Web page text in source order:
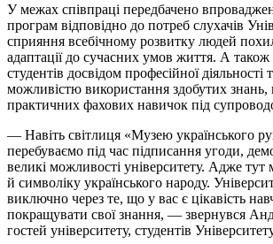
У межах співпраці передбачено
програм відповідно до потреб слухачів
сприяння всебічному розвитку людей
адаптації до сучасних умов життя. А також
студентів досвідом професійної діяльності
можливістю використання здобутих
практичних фахових навичок під
— Навіть світлиця «Музею українського
перебуваємо під час підписання угоди,
великі можливості університету. Адже тут
й символіку українського народу.
виключно через те, що у вас є цікавість
покращувати свої знання, — звернувся
гостей університету, студентів Університету